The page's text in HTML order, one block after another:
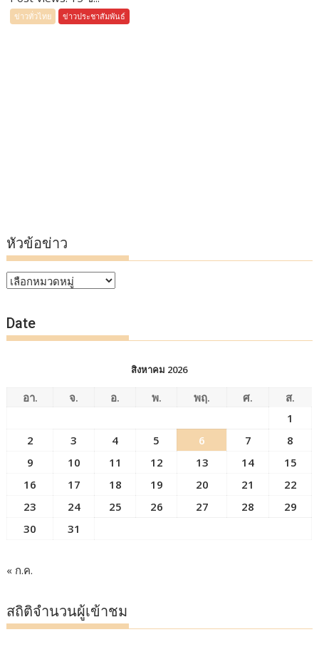
ข่าวทั่วไทย ข่าวประชาสัมพันธ์
หัวข้อข่าว
หัวข้อ
Date
สิงหาคม 2026
อา. จ. อ. พ. พฤ. ศ.
ส.
1
2
3 4 5 6 7
8
9
10 11 12 13 14
15
16
17 18 19 20 21
22
23
24 25 26 27 28
29
30
31
« ก.ค.
สถิติจำนวนผู้เข้าชม